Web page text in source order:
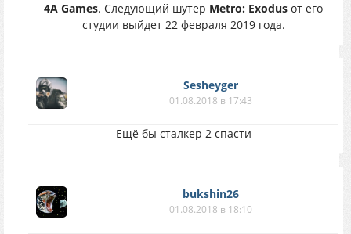
4A Games. Следующий шутер Metro: Exodus от его
студии выйдет 22 февраля 2019 года.
Sesheyger
01.08.2018 в 17:43
Ещё бы сталкер 2 спасти
bukshin26
01.08.2018 в 18:10